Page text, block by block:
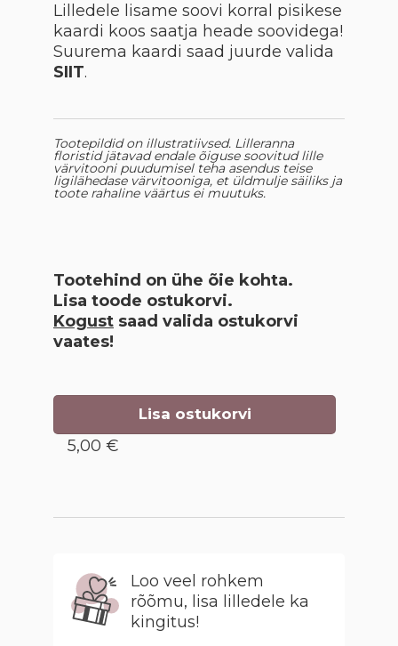
Lilledele lisame soovi korral pisikese
kaardi koos saatja heade soovidega!
Suurema kaardi saad juurde valida
SIIT.
Tootepildid on illustratiivsed. Lilleranna
floristid jätavad endale õiguse soovitud lille
värvitooni puudumisel teha asendus teise
ligilähedase värvitooniga, et üldmulje säiliks ja
toote rahaline väärtus ei muutuks.
Tootehind on ühe õie kohta.
Lisa toode ostukorvi.
Kogust saad valida ostukorvi
vaates!
Lisa ostukorvi
5,00 €
Loo veel rohkem
rõõmu, lisa lilledele ka
kingitus!